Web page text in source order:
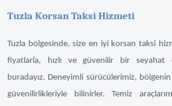
Tuzla Korsan Taksi Hizmeti
Tuzla bölgesinde, size en iyi korsan taksi
fiyatlarla, hızlı ve güvenilir bir seyahat
buradayız. Deneyimli sürücülerimiz,
güvenilirlikleriyle bilinirler. Temiz